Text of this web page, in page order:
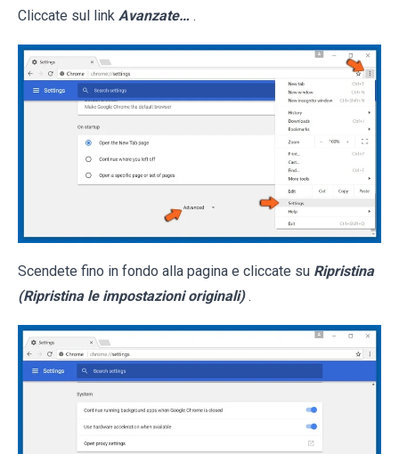
Cliccate sul link Avanzate… .
Scendete fino in fondo alla pagina e cliccate su Ripristina
(Ripristina le impostazioni originali) .